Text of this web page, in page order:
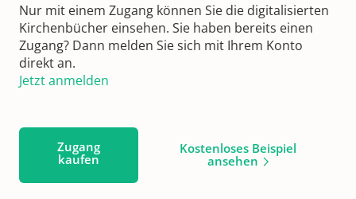
Nur mit einem Zugang können Sie die digitalisierten
Kirchenbücher einsehen. Sie haben bereits einen
Zugang? Dann melden Sie sich mit Ihrem Konto
direkt an.
Jetzt anmelden
Zugang
kaufen
Kostenloses Beispiel
ansehen